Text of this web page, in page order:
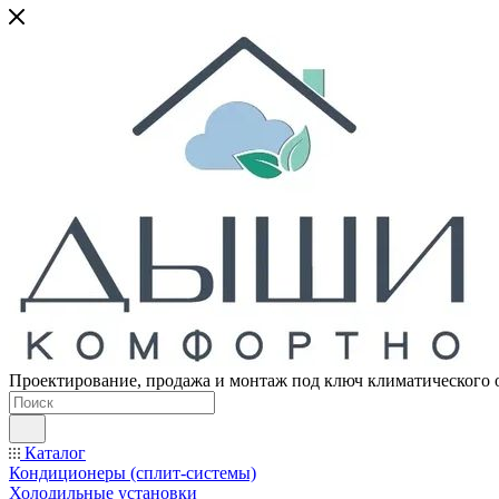
Проектирование, продажа и монтаж под ключ климатического
Каталог
Кондиционеры (сплит-системы)
Холодильные установки